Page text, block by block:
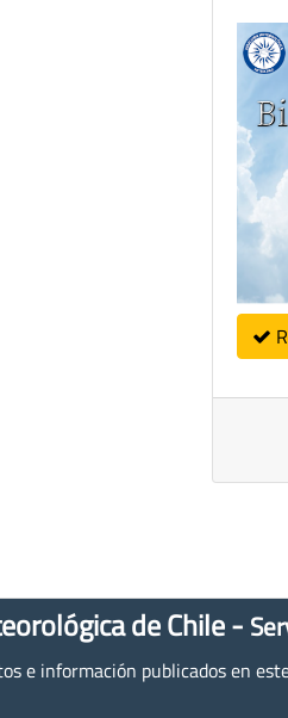
de Chile -
e información publicados en